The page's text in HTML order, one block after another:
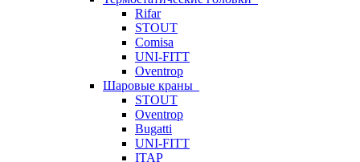
Rifar
STOUT
Comisa
UNI-FITT
Oventrop
Шаровые краны
STOUT
Oventrop
Bugatti
UNI-FITT
ITAP